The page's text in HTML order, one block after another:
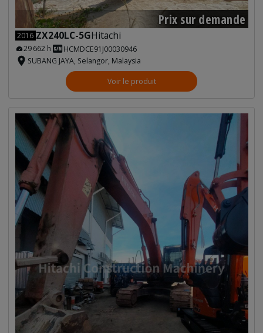
Prix sur demande
2016 ZX240LC-5GHitachi
29 662 h
HCMDCE91J00030946
SUBANG JAYA, Selangor, Malaysia
Voir le produit